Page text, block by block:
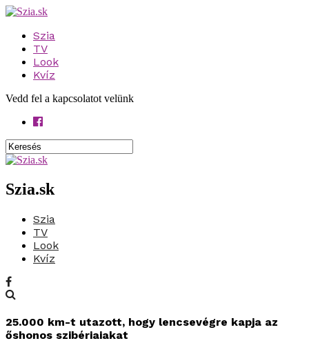
Szia
TV
Look
Kvíz
Vedd fel a kapcsolatot velünk
Szia.sk
Szia
TV
Look
Kvíz
25.000 km-t utazott, hogy lencsevégre kapja az
őshonos szibériaiakat